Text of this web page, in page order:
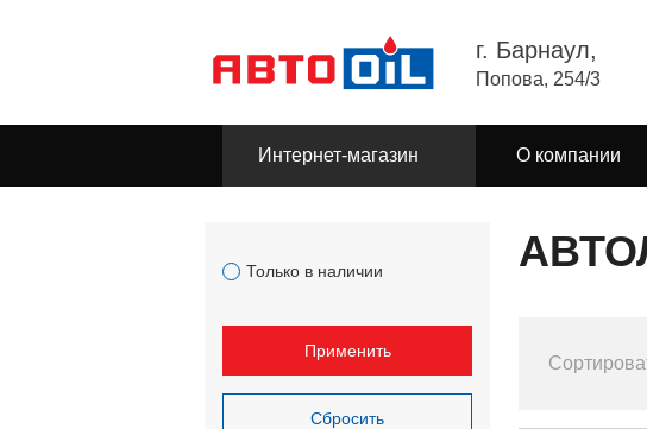
г. Барнаул,
Попова, 254/3
Интернет-магазин О компании
Только в наличии
Применить
Сбросить